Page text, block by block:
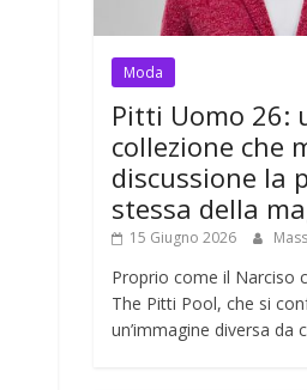
Moda
Pitti Uomo 26:
collezione che
discussione la
stessa della
15 Giugno 2026
Proprio come il Narciso
The Pitti Pool, che si
un’immagine diversa da